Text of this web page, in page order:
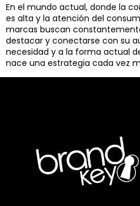
En el mundo actual, donde la
es alta y la atención del
marcas buscan
destacar y conectarse con su
necesidad y a la forma actual
nace una estrategia cada vez